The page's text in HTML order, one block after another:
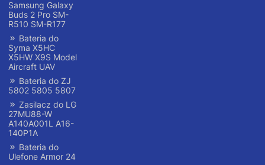
Samsung Galaxy
Buds 2 Pro SM-
R510 SM-R177
Bateria do
Syma X5HC
X5HW X9S Model
Aircraft UAV
Bateria do ZJ
5802 5805 5807
Zasilacz do LG
27MU88-W
A140A001L A16-
140P1A
Bateria do
Ulefone Armor 24